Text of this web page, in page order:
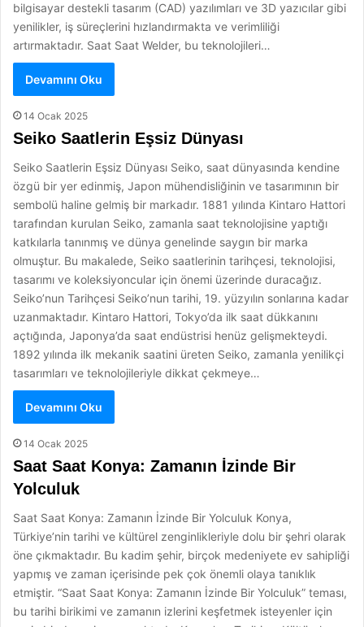
bilgisayar destekli tasarım (CAD) yazılımları ve 3D yazıcılar gibi
yenilikler, iş süreçlerini hızlandırmakta ve verimliliği
artırmaktadır. Saat Saat Welder, bu teknolojileri…
Devamını Oku
14 Ocak 2025
Seiko Saatlerin Eşsiz Dünyası
Seiko Saatlerin Eşsiz Dünyası Seiko, saat dünyasında kendine
özgü bir yer edinmiş, Japon mühendisliğinin ve tasarımının bir
sembolü haline gelmiş bir markadır. 1881 yılında Kintaro Hattori
tarafından kurulan Seiko, zamanla saat teknolojisine yaptığı
katkılarla tanınmış ve dünya genelinde saygın bir marka
olmuştur. Bu makalede, Seiko saatlerinin tarihçesi, teknolojisi,
tasarımı ve koleksiyoncular için önemi üzerinde duracağız.
Seiko’nun Tarihçesi Seiko’nun tarihi, 19. yüzyılın sonlarına kadar
uzanmaktadır. Kintaro Hattori, Tokyo’da ilk saat dükkanını
açtığında, Japonya’da saat endüstrisi henüz gelişmekteydi.
1892 yılında ilk mekanik saatini üreten Seiko, zamanla yenilikçi
tasarımları ve teknolojileriyle dikkat çekmeye…
Devamını Oku
14 Ocak 2025
Saat Saat Konya: Zamanın İzinde Bir
Yolculuk
Saat Saat Konya: Zamanın İzinde Bir Yolculuk Konya,
Türkiye’nin tarihi ve kültürel zenginlikleriyle dolu bir şehri olarak
öne çıkmaktadır. Bu kadim şehir, birçok medeniyete ev sahipliği
yapmış ve zaman içerisinde pek çok önemli olaya tanıklık
etmiştir. “Saat Saat Konya: Zamanın İzinde Bir Yolculuk” teması,
bu tarihi birikimi ve zamanın izlerini keşfetmek isteyenler için